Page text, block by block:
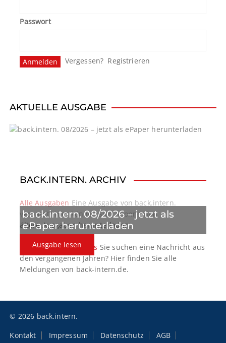
n
i
g
n
Passwort
Vergessen? Registrieren
AKTUELLE AUSGABE
back.intern. 08/2026 – jetzt als
ePaper herunterladen
Ausgabe lesen
BACK.INTERN. ARCHIV
Alle Ausgaben Eine Ausgabe von back.intern.
verpasst? Hier können sich Abonnenten
ältere Ausgaben herunterladen.
back.intern. Top-News Sie suchen eine Nachricht aus
den vergangenen Jahren? Hier finden Sie alle
Meldungen von back-intern.de.
© 2026 back.intern.
Kontakt
Impressum Datenschutz
AGB